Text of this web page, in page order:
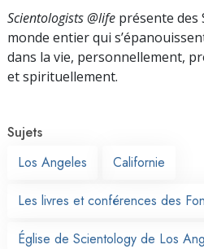
Scientologists @life présente des
monde entier qui
dans la vie, personnellement,
et spirituellement.
Sujets
Los Angeles
Californie
Les livres et conférences des
Église de Scientology de Los